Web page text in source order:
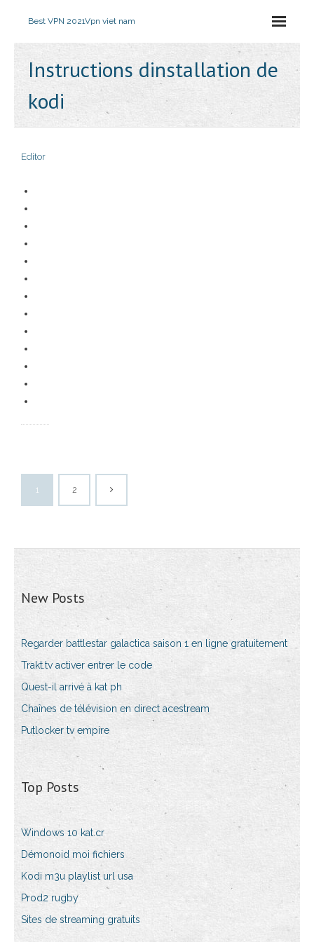
Best VPN 2021Vpn viet nam
Instructions dinstallation de
kodi
Editor
1 2
New Posts
Regarder battlestar galactica saison 1 en ligne gratuitement
Trakt.tv activer entrer le code
Quest-il arrivé à kat ph
Chaînes de télévision en direct acestream
Putlocker tv empire
Top Posts
Windows 10 kat.cr
Démonoid moi fichiers
Kodi m3u playlist url usa
Prod2 rugby
Sites de streaming gratuits